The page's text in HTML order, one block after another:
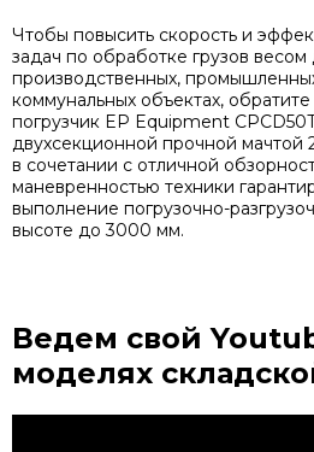
Чтобы повысить скорость и
задач по обработке грузов весом
производственных,
коммунальных объектах,
погрузчик EP Equipment
двухсекционной прочной мачтой
в сочетании с отличной
маневренностью техники
выполнение погрузочно-
высоте до 3000 мм.
Ведем свой
моделях